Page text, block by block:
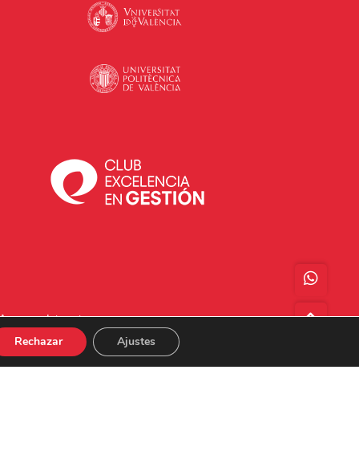
Acceso a Intranet
Rechazar Ajustes